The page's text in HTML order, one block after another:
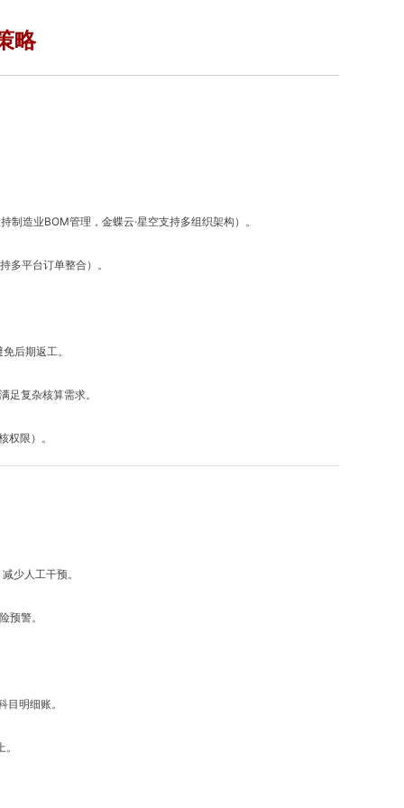
略
造业BOM管理，金蝶云·星空支持多组织架构）。
多平台订单整合）。
后期返工。
复杂核算需求。
权限）。
少人工干预。
预警。
明细账。